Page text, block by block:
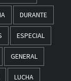
DURANTE
ESPECIAL
GENERAL
LUCHA